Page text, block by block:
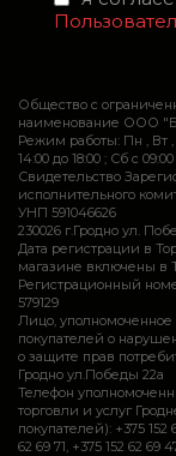
Общество с
наименование ООО
Режим работы: Пн , Вт ,
14:00 до 18:00 ; Сб c 09:00
Свидетельство
исполнительного
УНП 591046626
230026 г.Гродно ул.
Дата регистрации в
магазине включены в
Регистрационный
579129
Лицо,
покупателей о
о защите прав
Гродно ул.Победы 22а
Телефон
торговли и услуг
покупателей): +375 152
62 69 71, +375 152 62 69